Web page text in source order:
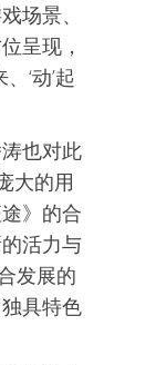
场景、
呈现，
‘动’起
也对此
大的用
》的合
活力与
发展的
具特色